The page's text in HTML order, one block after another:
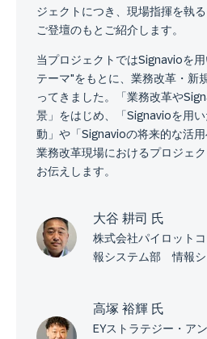
ジェクトにつき、現場指揮を執
ご登壇のもとご紹介します。
当プロジェクトではSignavioを
テーマ"をもとに、業務改革・新
ってきました。「業務改革や
景」をはじめ、「Signavioを用
動」や「Signavioの将来的な活用
業務改革現場におけるプロジェ
お伝えします。
大谷 耕司 氏
株式会社パイロット
報システム部 情報シ
高塚 裕輝 氏
EYストラテジー・ア